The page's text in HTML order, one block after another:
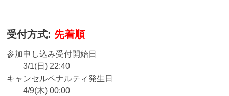
受付方式: 先着順
参加申し込み受付開始日
3/1(日) 22:40
キャンセルペナルティ発生日
4/9(木) 00:00